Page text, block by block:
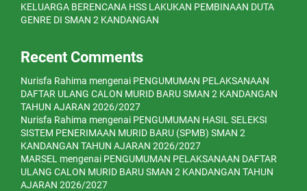
KELUARGA BERENCANA HSS LAKUKAN PEMBINAAN DUTA
GENRE DI SMAN 2 KANDANGAN
Recent Comments
Nurisfa Rahima mengenai PENGUMUMAN PELAKSANAAN
DAFTAR ULANG CALON MURID BARU SMAN 2 KANDANGAN
TAHUN AJARAN 2026/2027
Nurisfa Rahima mengenai PENGUMUMAN HASIL SELEKSI
SISTEM PENERIMAAN MURID BARU (SPMB) SMAN 2
KANDANGAN TAHUN AJARAN 2026/2027
MARSEL mengenai PENGUMUMAN PELAKSANAAN DAFTAR
ULANG CALON MURID BARU SMAN 2 KANDANGAN TAHUN
AJARAN 2026/2027